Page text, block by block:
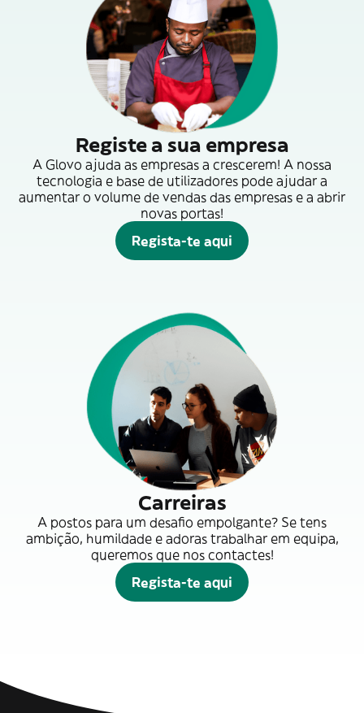
Registe a sua empresa
A Glovo ajuda as empresas a crescerem! A nossa
tecnologia e base de utilizadores pode ajudar a
aumentar o volume de vendas das empresas e a abrir
novas portas!
Regista-te aqui
Carreiras
A postos para um desafio empolgante? Se tens
ambição, humildade e adoras trabalhar em equipa,
queremos que nos contactes!
Regista-te aqui